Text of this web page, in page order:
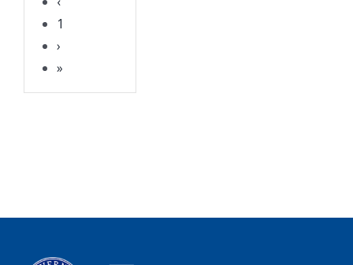
1
›
»